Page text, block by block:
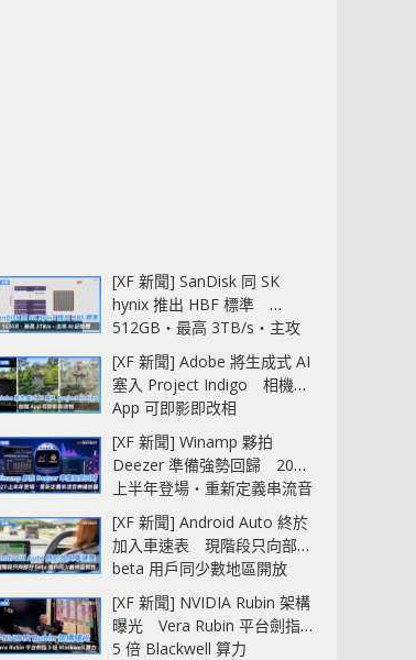
[XF 新聞] SanDisk 同 SK
hynix 推出 HBF 標準
512GB‧最高 3TB/s‧主攻
AI 記憶體
[XF 新聞] Adobe 將生成式 AI
塞入 Project Indigo 相機
App 可即影即改相
[XF 新聞] Winamp 夥拍
Deezer 準備強勢回歸 2027
上半年登場‧重新定義串流音
樂播放器
[XF 新聞] Android Auto 終於
加入車速表 現階段只向部分
beta 用戶同少數地區開放
[XF 新聞] NVIDIA Rubin 架構
曝光 Vera Rubin 平台劍指
5 倍 Blackwell 算力